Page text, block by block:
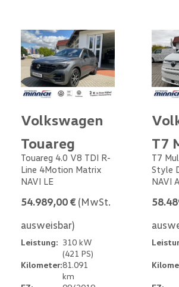
Volkswagen
Touareg
Touareg 4.0 V8 TDI R-
Line 4Motion Matrix
NAVI LE
54.989,00 € (MwSt.
ausweisbar)
Leistung: 310 kW
(421 PS)
Kilometer:81.091
km
T7
T7
Style
NAVI A